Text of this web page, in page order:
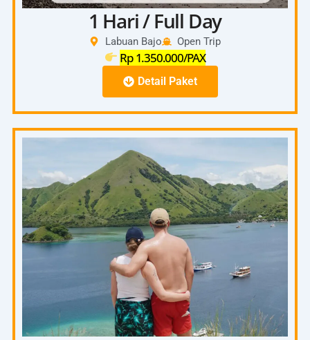
1 Hari / Full Day
Labuan Bajo Open Trip
Rp 1.350.000/PAX
Detail Paket
06.30
Pick Up Hotel – Pelabuhan
07.00
–
08.00
Start To Padar Island
On the spot Pulau Padar ( Trecking Puncak
Pulau Padar)
10.00